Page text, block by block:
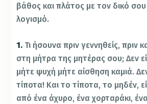
βάθος και πλάτος με τον δικό
λογισμό.
1. Τι ήσουνα πριν γεννηθείς, πριν
στη μήτρα της μητέρας σου; Δεν
μήτε ψυχή μήτε αίσθηση καμιά.
τίποτα! Και το τίποτα, το μηδέν,
από ένα άχυρο, ένα χορταράκι,